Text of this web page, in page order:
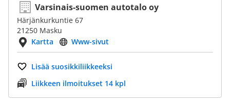
Varsinais-suomen autotalo oy
Härjänkurkuntie 67
21250 Masku
Kartta
Www-sivut
Lisää suosikkiliikkeeksi
Liikkeen ilmoitukset 14 kpl